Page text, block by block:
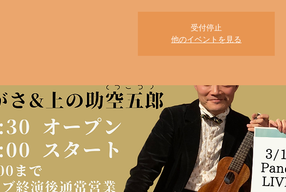
受付停止
他のイベントを見る